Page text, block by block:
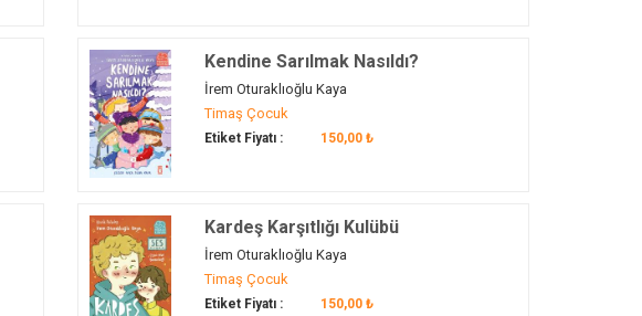
Kendine Sarılmak Nasıldı?
İrem Oturaklıoğlu Kaya
Timaş Çocuk
Etiket Fiyatı : 150,00 ₺
Kardeş Karşıtlığı Kulübü
İrem Oturaklıoğlu Kaya
Timaş Çocuk
Etiket Fiyatı : 150,00 ₺